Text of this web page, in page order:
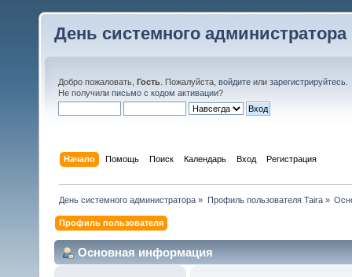
День системного администратора
Добро пожаловать, Гость . Пожалуйста, войдите или зарегистрируйтесь
Не получили письмо с кодом активации?
Начало Помощь Поиск Календарь Вход Регистрация
День системного администратора » Профиль пользователя Taira»
Профиль пользователя
Основная информация